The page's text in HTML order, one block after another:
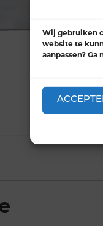
Wij gebruiken
website te
aanpassen? Ga